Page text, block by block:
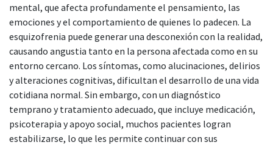
mental, que afecta profundamente el pensamiento, las
emociones y el comportamiento de quienes lo padecen. La
esquizofrenia puede generar una desconexión con la realidad,
causando angustia tanto en la persona afectada como en su
entorno cercano. Los síntomas, como alucinaciones, delirios
y alteraciones cognitivas, dificultan el desarrollo de una vida
cotidiana normal. Sin embargo, con un diagnóstico
temprano y tratamiento adecuado, que incluye medicación,
psicoterapia y apoyo social, muchos pacientes logran
estabilizarse, lo que les permite continuar con sus